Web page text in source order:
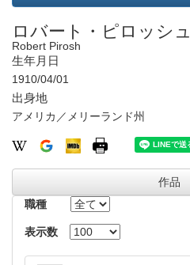
ロバート・ピロッシュ
Robert Pirosh
生年月日
1910/04/01
出身地
アメリカ／メリーランド州
作品
職種
表示数